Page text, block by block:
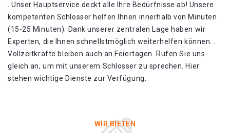
. Unser Hauptservice deckt alle Ihre Bedürfnisse ab! Unsere
kompetenten Schlosser helfen Ihnen innerhalb von Minuten
(15-25 Minuten). Dank unserer zentralen Lage haben wir
Experten, die Ihnen schnellstmöglich weiterhelfen können. .
Vollzeitkräfte bleiben auch an Feiertagen. Rufen Sie uns
gleich an, um mit unserem Schlosser zu sprechen. Hier
stehen wichtige Dienste zur Verfügung.
WIR BIETEN